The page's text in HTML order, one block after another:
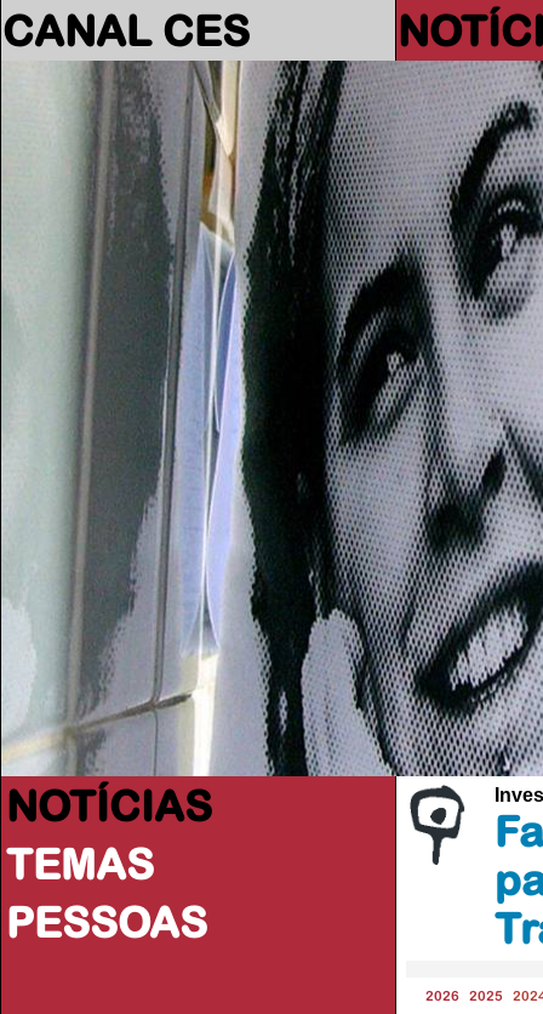
CANAL CES
NOTÍCIAS
TEMAS
PESSOAS
2026 2025